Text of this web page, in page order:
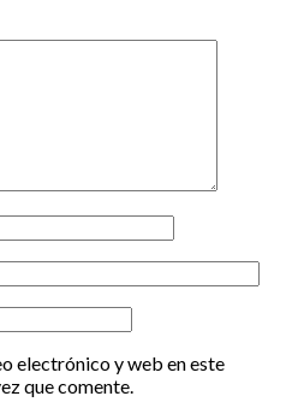
electrónico y web en este
que comente.